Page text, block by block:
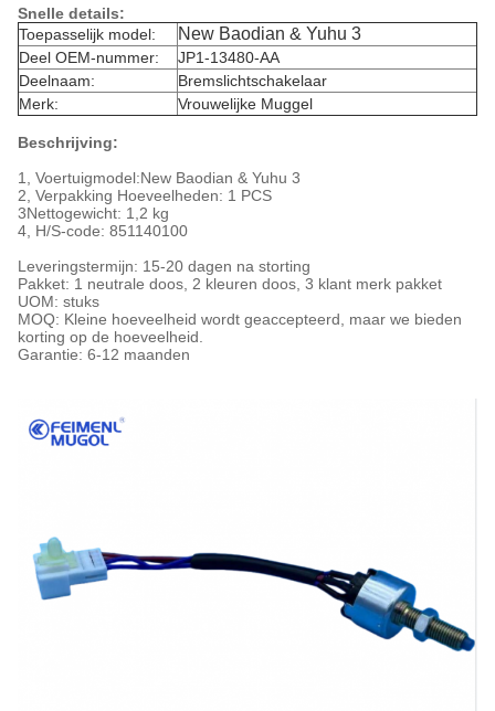
Snelle details:
Toepasselijk model:
New Baodian & Yuhu 3
Deel OEM-nummer:
JP1-13480-AA
Deelnaam:
Bremslichtschakelaar
Merk:
Vrouwelijke Muggel
Beschrijving:
1, Voertuigmodel:New Baodian & Yuhu 3
2, Verpakking Hoeveelheden: 1 PCS
3Nettogewicht: 1,2 kg
4, H/S-code: 851140100
Leveringstermijn: 15-20 dagen na storting
Pakket: 1 neutrale doos, 2 kleuren doos, 3 klant merk pakket
UOM: stuks
MOQ: Kleine hoeveelheid wordt geaccepteerd, maar we bieden
korting op de hoeveelheid.
Garantie: 6-12 maanden